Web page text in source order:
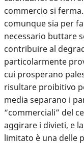
commercio si
comunque sia per
necessario buttare
contribuire al
particolarmente
cui prosperano
risultare proibitivo
media separano i
“commerciali” del
aggirare i divieti, e
limitato è una delle